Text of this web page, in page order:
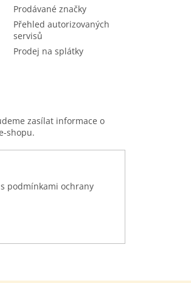
Prodávané značky
Přehled autorizovaných
servisů
Prodej na splátky
zasílat informace o
shopu.
podmínkami ochrany